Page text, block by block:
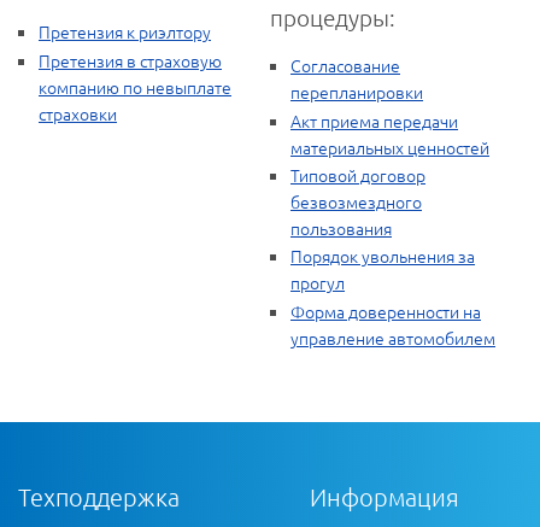
Претензия к риэлтору
Претензия в страховую
компанию по невыплате
страховки
процедуры:
Согласование
перепланировки
Акт приема передачи
материальных ценностей
Типовой договор
безвозмездного
пользования
Порядок увольнения за
прогул
Форма доверенности на
управление автомобилем
Техподдержка Информация